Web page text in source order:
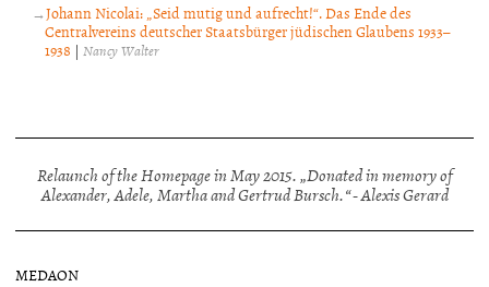
Johann Nicolai: „Seid mutig und aufrecht!“. Das Ende des
Centralvereins deutscher Staatsbürger jüdischen Glaubens 1933–
1938 | Nancy Walter
Relaunch of the Homepage in May 2015. „Donated in memory of
Alexander, Adele, Martha and Gertrud Bursch.“ - Alexis Gerard
MEDAON